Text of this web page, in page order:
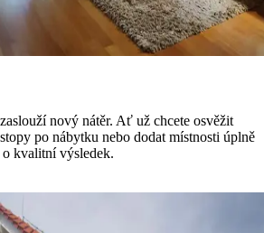
nový nátěr. Ať už chcete osvěžit
po nábytku nebo dodat místnosti úplně
o kvalitní výsledek.